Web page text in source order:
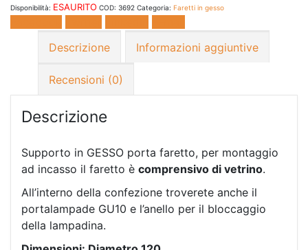
Disponibilità: ESAURITO COD: 3692 Categoria: Faretti in gesso
Descrizione
Informazioni aggiuntive
Recensioni (0)
Descrizione
Supporto in GESSO porta faretto, per montaggio
ad incasso il faretto è comprensivo di vetrino.
All’interno della confezione troverete anche il
portalampade GU10 e l’anello per il bloccaggio
della lampadina.